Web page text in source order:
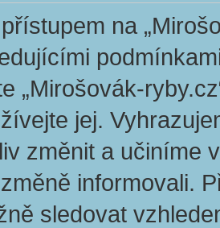
na
„Mirošovák-
jej.
změnit a učiníme
informovali.
sledovat